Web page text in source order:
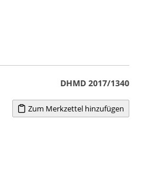
DHMD 2017/1340
Zum Merkzettel hinzufügen